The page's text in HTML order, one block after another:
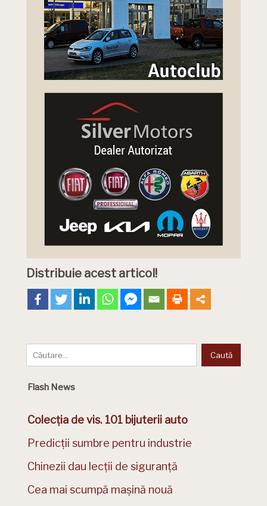
Distribuie acest articol!
Flash News
Colecția de vis. 101 bijuterii auto
Predicții sumbre pentru industrie
Chinezii dau lecții de siguranță
Cea mai scumpă mașină nouă